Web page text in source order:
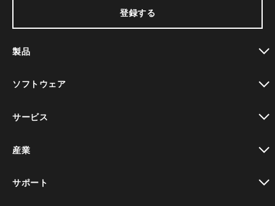
登録する
製品
ソフトウェア
サービス
産業
サポート